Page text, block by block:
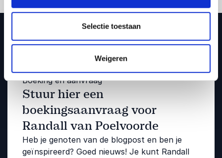
Selectie toestaan
Weigeren
Boeking en aanvraag
Stuur hier een
boekingsaanvraag voor
Randall van Poelvoorde
Heb je genoten van de blogpost en ben je
geïnspireerd? Goed nieuws! Je kunt Randall